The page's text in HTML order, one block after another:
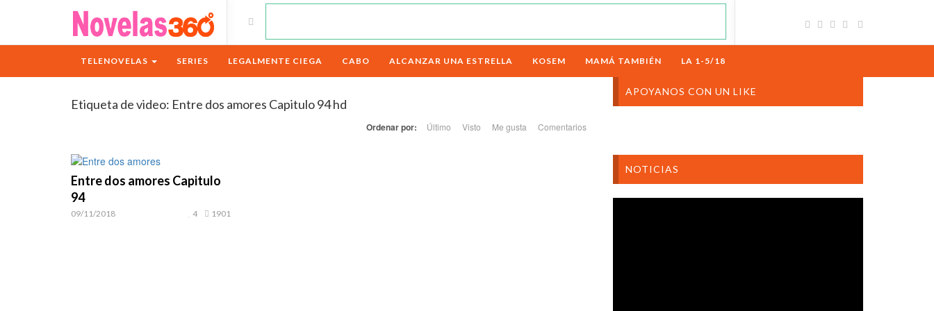
TELENOVELAS SERIES LEGALMENTE CIEGA CABO ALCANZAR UNA ESTRELLA KOSEM MAMÁ TAMBIÉN LA 1-5/18
Etiqueta de video: Entre dos amores Capitulo 94 hd
Ordenar por: Último Visto Me gusta Comentarios
Entre dos amores Capitulo
94
09/11/2018 1901
4
APOYANOS CON UN LIKE
NOTICIAS